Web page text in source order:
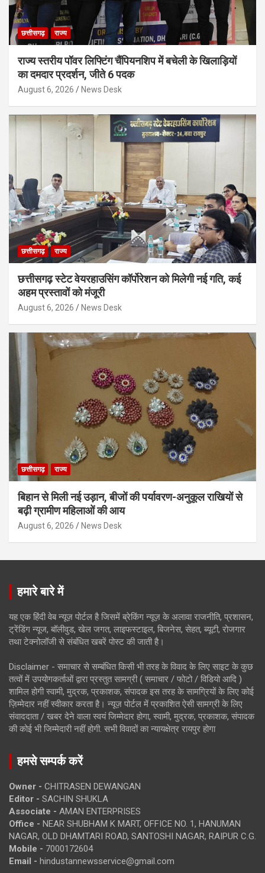
छत्तीसगढ़ राज्य
राज्य स्तरीय पॉवर लिफ्टिंग चैंपियनशिप में बचेली के खिलाड़ियों
का दमदार प्रदर्शन, जीते 6 पदक
August 6, 2026 News Desk
छत्तीसगढ़ राज्य
छत्तीसगढ़ स्टेट वेयरहाउसिंग कॉर्पोरेशन को मिलेगी नई गति, कई
अहम प्रस्तावों को मंजूरी
August 6, 2026 News Desk
छत्तीसगढ़ राज्य
बिहान से मिली नई उड़ान, बीजों की पर्यावरण-अनुकूल राखियों से
बढ़ी ग्रामीण महिलाओं की आय
August 6, 2026 News Desk
हमारे बारे में
यह एक हिंदी वेब न्यूज़ पोर्टल है जिसमें ब्रेकिंग न्यूज़ के अलावा राजनीति, प्रशासन,
ट्रेंडिंग न्यूज, बॉलीवुड, खेल जगत, लाइफस्टाइल, बिजनेस, सेहत, ब्यूटी, रोजगार
तथा टेक्नोलॉजी से संबंधित खबरें पोस्ट की जाती है।
Disclaimer - समाचार से सम्बंधित किसी भी तरह के विवाद के लिए साइट के कुछ
तत्वों में उपयोगकर्ताओं द्वारा प्रस्तुत सामग्री ( समाचार / फोटो / विडियो आदि )
शामिल होगी स्वामी, मुद्रक, प्रकाशक, संपादक इस तरह के सामग्रियों के लिए कोई
ज़िम्मेदार नहीं स्वीकार करता है। न्यूज़ पोर्टल में प्रकाशित ऐसी सामग्री के लिए
संवाददाता / खबर देने वाला स्वयं जिम्मेदार होगा, स्वामी, मुद्रक, प्रकाशक, संपादक
की कोई भी जिम्मेदारी नहीं होगी. सभी विवादों का न्यायक्षेत्र रायपुर होगा
हमसे सम्पर्क करें
Owner - CHITRASEN DEWANGAN
Editor - SACHIN SHUKLA
Associate - AMAN ENTERPRISES
Office - NEAR SHUBHAM K MART, OFFICE NO. 1, HANUMAN
NAGAR, OLD DHAMTARI ROAD, SANTOSHI NAGAR, RAIPUR C.G.
Mobile - 7000172604
Email - hindustannewsservice@gmail.com